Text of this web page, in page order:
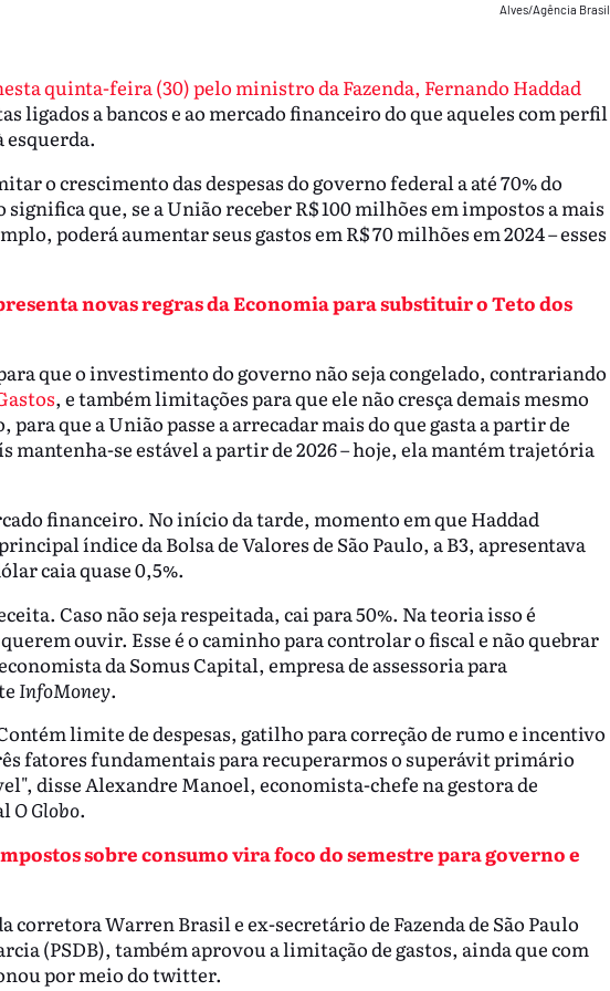
Alves/Agência Brasil
quinta-feira (30) pelo ministro da Fazenda, Fernando Haddad
ligados a bancos e ao mercado financeiro do que aqueles com perfil
esquerda.
o crescimento das despesas do governo federal a até 70% do
que, se a União receber R$ 100 milhões em impostos a mais
poderá aumentar seus gastos em R$ 70 milhões em 2024 – esses
novas regras da Economia para substituir o Teto dos
que o investimento do governo não seja congelado, contrariando
, e também limitações para que ele não cresça demais mesmo
para que a União passe a arrecadar mais do que gasta a partir de
mantenha-se estável a partir de 2026 – hoje, ela mantém trajetória
financeiro. No início da tarde, momento em que Haddad
índice da Bolsa de Valores de São Paulo, a B3, apresentava
caia quase 0,5%.
Caso não seja respeitada, cai para 50%. Na teoria isso é
ouvir. Esse é o caminho para controlar o fiscal e não quebrar
da Somus Capital, empresa de assessoria para
InfoMoney.
limite de despesas, gatilho para correção de rumo e incentivo
fatores fundamentais para recuperarmos o superávit primário
disse Alexandre Manoel, economista-chefe na gestora de
O Globo.
sobre consumo vira foco do semestre para governo e
corretora Warren Brasil e ex-secretário de Fazenda de São Paulo
(PSDB), também aprovou a limitação de gastos, ainda que com
por meio do twitter.